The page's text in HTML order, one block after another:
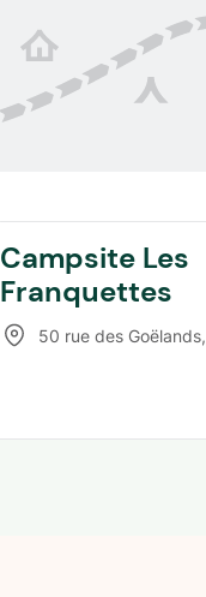
Campsite Les
Franquettes
50 rue des Goëlands,